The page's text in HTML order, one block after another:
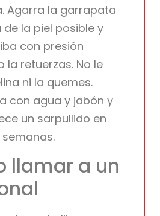
Agarra la garrapata
la piel posible y
con presión
la retuerzas. No le
ni la quemes.
con agua y jabón y
un sarpullido en
llamar a un